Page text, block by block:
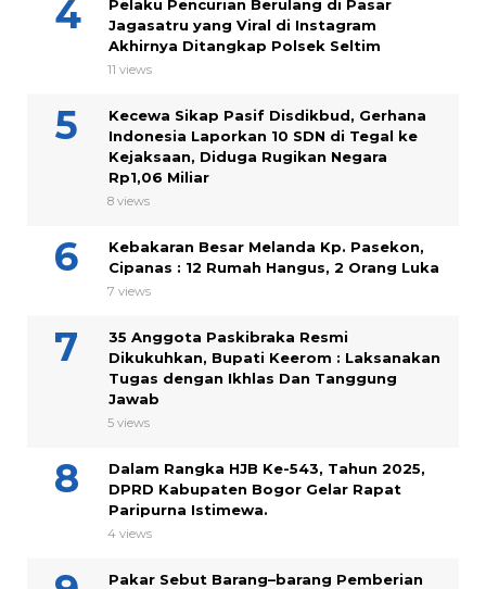
Pelaku Pencurian Berulang di Pasar
Jagasatru yang Viral di Instagram
Akhirnya Ditangkap Polsek Seltim
11 views
Kecewa Sikap Pasif Disdikbud, Gerhana
Indonesia Laporkan 10 SDN di Tegal ke
Kejaksaan, Diduga Rugikan Negara
Rp1,06 Miliar
8 views
Kebakaran Besar Melanda Kp. Pasekon,
Cipanas : 12 Rumah Hangus, 2 Orang Luka
7 views
35 Anggota Paskibraka Resmi
Dikukuhkan, Bupati Keerom : Laksanakan
Tugas dengan Ikhlas Dan Tanggung
Jawab
5 views
Dalam Rangka HJB Ke-543, Tahun 2025,
DPRD Kabupaten Bogor Gelar Rapat
Paripurna Istimewa.
4 views
Pakar Sebut Barang–barang Pemberian